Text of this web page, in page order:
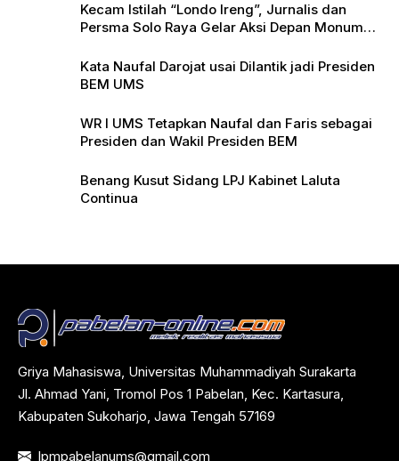
Kecam Istilah “Londo Ireng”, Jurnalis dan
Persma Solo Raya Gelar Aksi Depan Monumen
Kata Naufal Darojat usai Dilantik jadi Presiden
BEM UMS
WR I UMS Tetapkan Naufal dan Faris sebagai
Presiden dan Wakil Presiden BEM
Benang Kusut Sidang LPJ Kabinet Laluta
Continua
Griya Mahasiswa, Universitas Muhammadiyah Surakarta
Jl. Ahmad Yani, Tromol Pos 1 Pabelan, Kec. Kartasura,
Kabupaten Sukoharjo, Jawa Tengah 57169
lpmpabelanums@gmail.com